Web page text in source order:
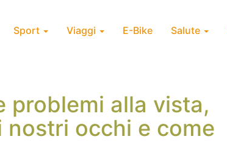
Sport Viaggi E-Bike Salute
problemi alla vista,
nostri occhi e come